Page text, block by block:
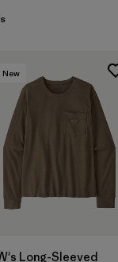
New
Long-Sleeved